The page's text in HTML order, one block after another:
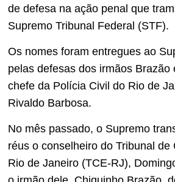
de defesa na ação penal que
Supremo Tribunal Federal (STF).
Os nomes foram entregues ao
pelas defesas dos irmãos Brazão
chefe da Polícia Civil do Rio de
Rivaldo Barbosa.
No mês passado, o Supremo
réus o conselheiro do Tribunal de
Rio de Janeiro (TCE-RJ),